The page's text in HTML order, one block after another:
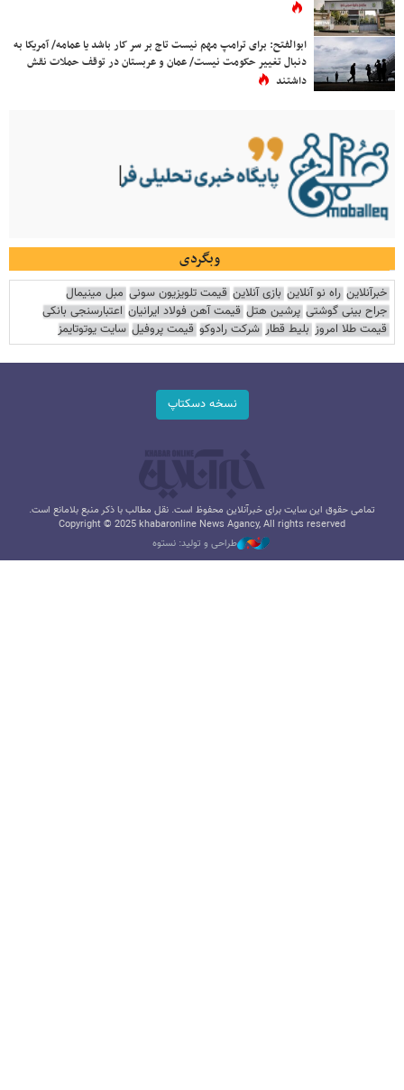
ابوالفتح: برای ترامپ مهم نیست تاج بر سر کار باشد یا عمامه/ آمریکا به
دنبال تغییر حکومت نیست/ عمان و عربستان در توقف حملات نقش
داشتند
وبگردی
خبرآنلاین راه نو آنلاین بازی آنلاین قیمت تلویزیون سونی مبل مینیمال
جراح بینی گوشتی پرشین هتل قیمت آهن فولاد ایرانیان اعتبارسنجی بانکی
قیمت طلا امروز بلیط قطار شرکت رادوکو قیمت پروفیل سایت یوتوتایمز
نسخه دسکتاپ
تمامی حقوق این سایت برای خبرآنلاین محفوظ است. نقل مطالب با ذکر منبع بلامانع است.
Copyright © 2025 khabaronline News Agancy, All rights reserved
طراحی و تولید: نستوه